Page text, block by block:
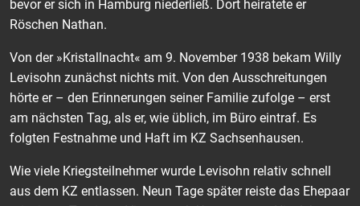
bevor er sich in Hamburg niederließ. Dort heiratete er
Röschen Nathan.
Von der »Kristallnacht« am 9. November 1938 bekam Willy
Levisohn zunächst nichts mit. Von den Ausschreitungen
hörte er – den Erinnerungen seiner Familie zufolge – erst
am nächsten Tag, als er, wie üblich, im Büro eintraf. Es
folgten Festnahme und Haft im KZ Sachsenhausen.
Wie viele Kriegsteilnehmer wurde Levisohn relativ schnell
aus dem KZ entlassen. Neun Tage später reiste das Ehepaar